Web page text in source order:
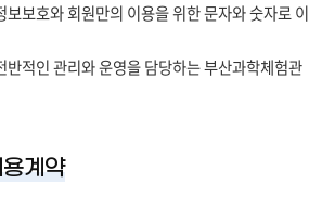
보보호와 회원만의 이용을 위한 문자와 숫자로 이
반적인 관리와 운영을 담당하는 부산과학체험관
계약